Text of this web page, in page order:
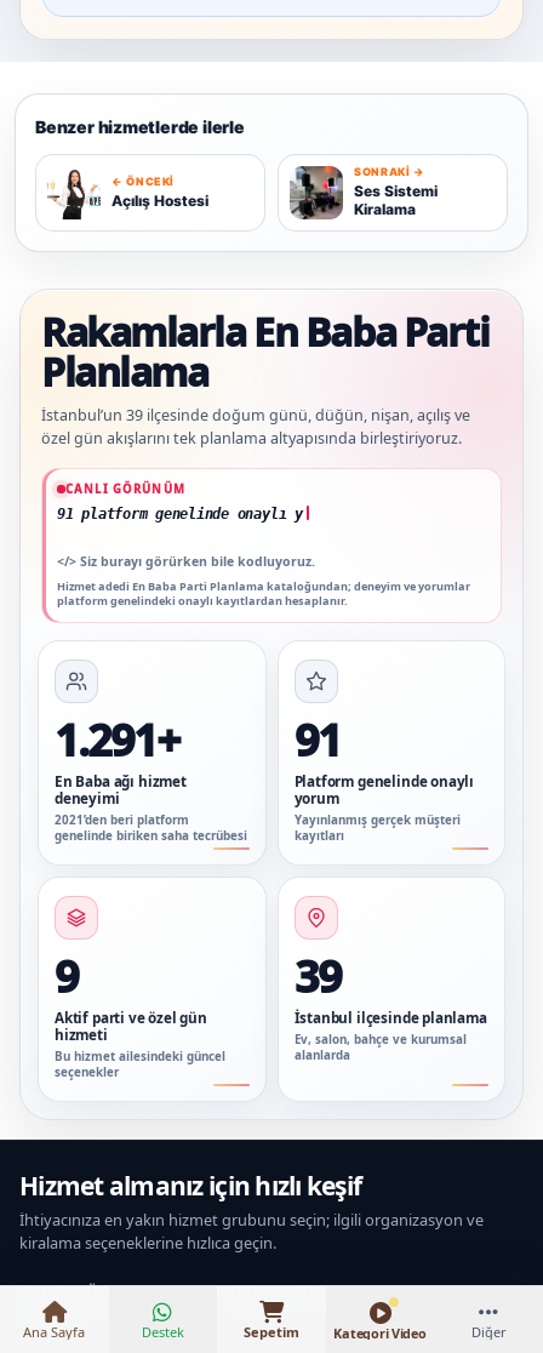
Benzer hizmetlerde ilerle
A ← ÖNCEKI
Açılış Hostesi S
SONRAKI →
Ses Sistemi
Kiralama
Rakamlarla En Baba Parti
Planlama
İstanbul’un 39 ilçesinde doğum günü, düğün, nişan, açılış ve
özel gün akışlarını tek planlama altyapısında birleştiriyoruz.
CANLI GÖRÜNÜM
91 platform genelinde onaylı yorum
</> Siz burayı görürken bile kodluyoruz.
Hizmet adedi En Baba Parti Planlama kataloğundan; deneyim ve yorumlar
platform genelindeki onaylı kayıtlardan hesaplanır.
Güncel veriler: 1.291+ En Baba ağı hizmet deneyimi; 91 platform genelinde
1.291+
En Baba ağı hizmet
deneyimi
2021’den beri platform
genelinde biriken saha tecrübesi
91
Platform genelinde onaylı
yorum
Yayınlanmış gerçek müşteri
kayıtları
9
Aktif parti ve özel gün
hizmeti
Bu hizmet ailesindeki güncel
seçenekler
39
İstanbul ilçesinde planlama
Ev, salon, bahçe ve kurumsal
alanlarda
Hizmet almanız için hızlı keşif
İhtiyacınıza en yakın hizmet grubunu seçin; ilgili organizasyon ve
kiralama seçeneklerine hızlıca geçin.
Popüler Özel Günler Çocuk Eğlence Müzik & Sahne Personel &
₺50.000 – ₺350.000
Ana Sayfa Destek Sepetim Kategori Video Diğer